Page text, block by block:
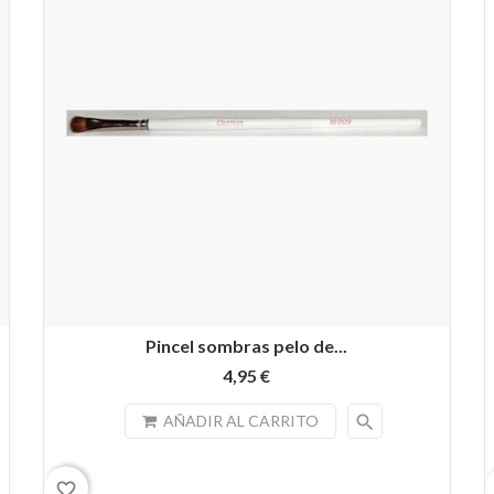
Pincel sombras pelo de...
4,95 €
AÑADIR AL CARRITO search
favorite_border